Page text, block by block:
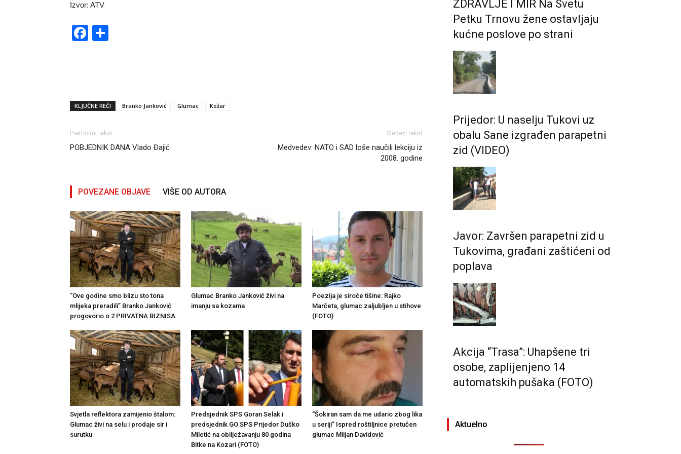
Izvor: ATV
Facebook
KLJUČNE REČI Branko Janković Glumac Kožar
Prethodni tekst
POBJEDNIK DANA Vlado Đajić
Sledeći tekst
Medvedev: NATO i SAD loše naučili lekciju iz
2008. godine
POVEZANE OBJAVE VIŠE OD AUTORA
“Ove godine smo blizu sto tona
mlijeka preradili” Branko Janković
progovorio o 2 PRIVATNA BIZNISA
Glumac Branko Janković živi na
imanju sa kozama
Poezija je siroče tišine: Rajko
Marčeta, glumac zaljubljen u stihove
(FOTO)
Svjetla reflektora zamijenio štalom:
Glumac živi na selu i prodaje sir i
surutku
Predsjednik SPS Goran Selak i
predsjednik GO SPS Prijedor Duško
Miletić na obilježavanju 80 godina
Bitke na Kozari (FOTO)
“Šokiran sam da me udario zbog lika
u seriji” Ispred roštiljnice pretučen
glumac Miljan Davidović
ZDRAVLJE I MIR Na Svetu
Petku Trnovu žene ostavljaju
kućne poslove po strani
Prijedor: U naselju Tukovi uz
obalu Sane izgrađen parapetni
zid (VIDEO)
Javor: Završen parapetni zid u
Tukovima, građani zaštićeni od
poplava
Akcija “Trasa”: Uhapšene tri
osobe, zaplijenjeno 14
automatskih pušaka (FOTO)
Aktuelno